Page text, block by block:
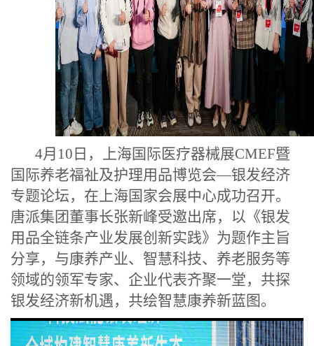
4月10日，上海国际医疗器械展CMEF暨
国际养老福祉及护理用品博览会—银发经济
专题论坛，在上海国家会展中心成功召开。
唐派集团董事长张新峰受邀出席，以《银发
用品全链条产业发展创新实践》为题作主旨
分享，与康养产业、智慧科技、养老服务等
领域的领军专家、企业代表齐聚一堂，共探
银发经济新机遇，共绘智慧康养新蓝图。